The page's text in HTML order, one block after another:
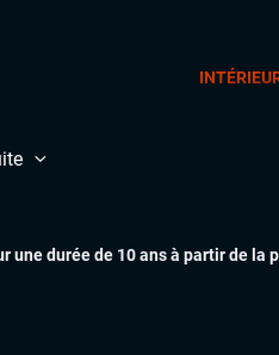
durée de 10 ans à partir de la